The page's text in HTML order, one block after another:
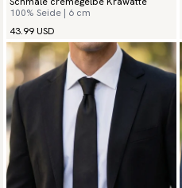
100% Seide | 6 cm
43.99 USD